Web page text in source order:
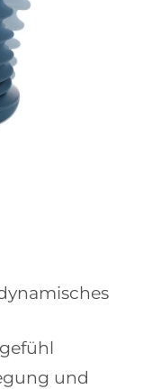
und